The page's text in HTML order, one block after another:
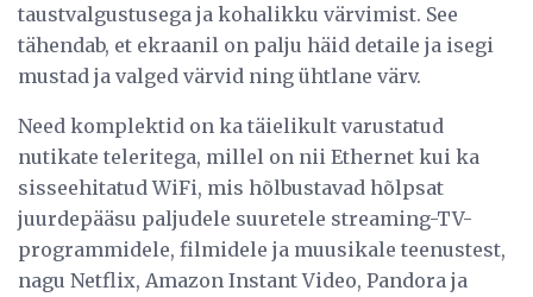
taustvalgustusega ja kohalikku värvimist. See
tähendab, et ekraanil on palju häid detaile ja isegi
mustad ja valged värvid ning ühtlane värv.
Need komplektid on ka täielikult varustatud
nutikate teleritega, millel on nii Ethernet kui ka
sisseehitatud WiFi, mis hõlbustavad hõlpsat
juurdepääsu paljudele suuretele streaming-TV-
programmidele, filmidele ja muusikale teenustest,
nagu Netflix, Amazon Instant Video, Pandora ja